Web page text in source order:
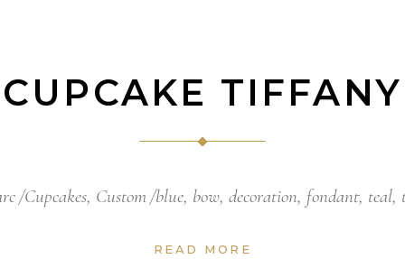
CUPCAKE TIFFANY
Cupcakes, Custom blue, bow, decoration, fondant, teal,
READ MORE